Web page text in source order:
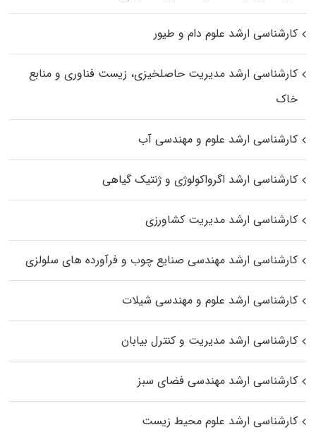
کارشناسی ارشد علوم دام و طیور
کارشناسی ارشد مدیریت حاصلخیزی، زیست فناوری و منابع
خاک
کارشناسی ارشد علوم و مهندسی آب
کارشناسی ارشد اگرواکولوژی و ژنتیک گیاهی
کارشناسی ارشد مدیریت کشاورزی
کارشناسی ارشد مهندسی صنایع چوب و فرآورده‌ های سلولزی
کارشناسی ارشد علوم و مهندسی شیلات
کارشناسی ارشد مدیریت و کنترل بیابان
کارشناسی ارشد مهندسی فضای سبز
کارشناسی ارشد علوم محیط‌ زیست